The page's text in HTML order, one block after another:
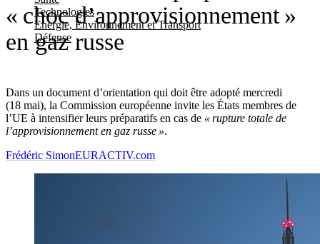
Technologies
Energie, Environnement et Transport
Défense
« choc d’approvisionnement »
en gaz russe
Dans un document d’orientation qui doit être adopté mercredi
(18 mai), la Commission européenne invite les États membres de
l’UE à intensifier leurs préparatifs en cas de « rupture totale de
l’approvisionnement en gaz russe ».
Frédéric SimonEURACTIV.com